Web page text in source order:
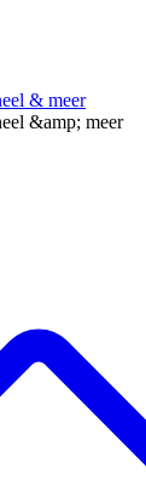
& meer
&amp; meer